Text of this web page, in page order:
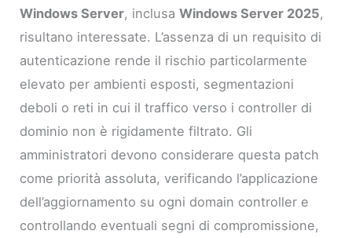
Windows Server, inclusaWindows Server 2025,
risultano interessate. L’assenza di un requisito di
autenticazione rende il rischio particolarmente
elevato per ambienti esposti, segmentazioni
deboli o reti in cui il traffico verso i controller di
dominio non è rigidamente filtrato. Gli
amministratori devono considerare questa patch
come priorità assoluta, verificando l’applicazione
dell’aggiornamento su ogni domain controller e
controllando eventuali segni di compromissione,